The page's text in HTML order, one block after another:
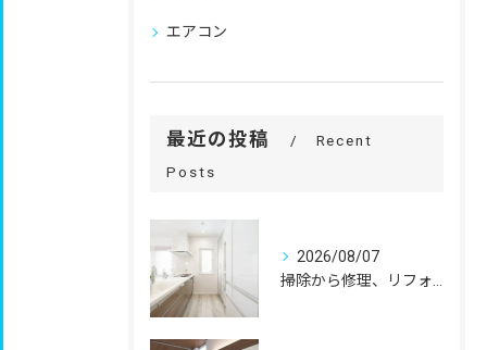
エアコン
最近の投稿
Recent
Posts
2026/08/07
掃除から修理、リフォームまで。